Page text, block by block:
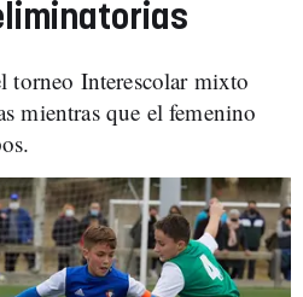
torneo Interescolar mixto
mientras que el femenino